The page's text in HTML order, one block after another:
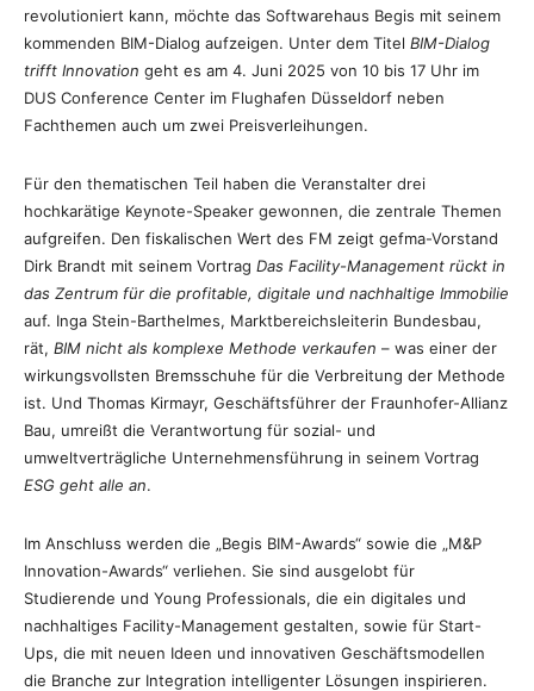
revolutioniert kann, möchte das Softwarehaus Begis mit seinem
kommenden BIM-Dialog aufzeigen. Unter dem Titel BIM-Dialog
trifft Innovation geht es am 4. Juni 2025 von 10 bis 17 Uhr im
DUS Conference Center im Flughafen Düsseldorf neben
Fachthemen auch um zwei Preisverleihungen.
Für den thematischen Teil haben die Veranstalter drei
hochkarätige Keynote-Speaker gewonnen, die zentrale Themen
aufgreifen. Den fiskalischen Wert des FM zeigt gefma-Vorstand
Dirk Brandt mit seinem Vortrag Das Facility-Management rückt in
das Zentrum für die profitable, digitale und nachhaltige Immobilie
auf. Inga Stein-Barthelmes, Marktbereichsleiterin Bundesbau,
rät, BIM nicht als komplexe Methode verkaufen – was einer der
wirkungsvollsten Bremsschuhe für die Verbreitung der Methode
ist. Und Thomas Kirmayr, Geschäftsführer der Fraunhofer-Allianz
Bau, umreißt die Verantwortung für sozial- und
umweltverträgliche Unternehmensführung in seinem Vortrag
ESG geht alle an.
Im Anschluss werden die „Begis BIM-Awards“ sowie die „M&P
Innovation-Awards“ verliehen. Sie sind ausgelobt für
Studierende und Young Professionals, die ein digitales und
nachhaltiges Facility-Management gestalten, sowie für Start-
Ups, die mit neuen Ideen und innovativen Geschäftsmodellen
die Branche zur Integration intelligenter Lösungen inspirieren.